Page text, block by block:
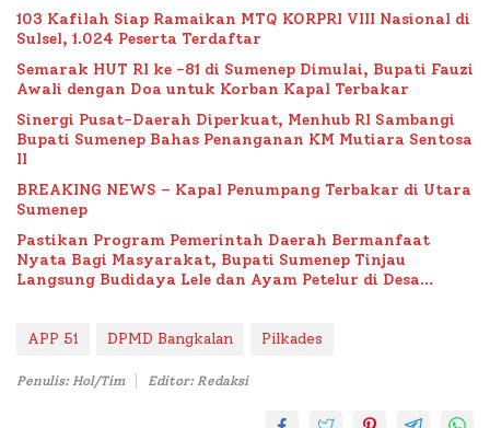
103 Kafilah Siap Ramaikan MTQ KORPRI VIII Nasional di
Sulsel, 1.024 Peserta Terdaftar
Semarak HUT RI ke -81 di Sumenep Dimulai, Bupati Fauzi
Awali dengan Doa untuk Korban Kapal Terbakar
Sinergi Pusat-Daerah Diperkuat, Menhub RI Sambangi
Bupati Sumenep Bahas Penanganan KM Mutiara Sentosa
II
BREAKING NEWS – Kapal Penumpang Terbakar di Utara
Sumenep
Pastikan Program Pemerintah Daerah Bermanfaat
Nyata Bagi Masyarakat, Bupati Sumenep Tinjau
Langsung Budidaya Lele dan Ayam Petelur di Desa
APP 51 DPMD Bangkalan Pilkades
Penulis: Hol/Tim Editor: Redaksi